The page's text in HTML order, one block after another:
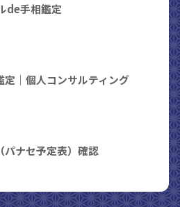
de手相鑑定
定｜個人コンサルティング
パナセ予定表）確認